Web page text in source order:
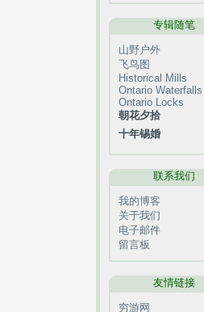
专辑随笔
山野户外
飞鸟图
Historical Mills
Ontario Waterfalls
Ontario Locks
朝花夕拾
十年锡婚
联系我们
我的博客
关于我们
电子邮件
留言板
友情链接
穷游网